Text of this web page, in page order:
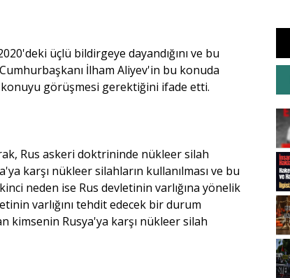
üçlü bildirgeye dayandığını ve bu
İlham Aliyev'in bu konuda
görüşmesi gerektiğini ifade etti.
Rus askeri doktrininde nükleer silah
karşı nükleer silahların kullanılması ve bu
neden ise Rus devletinin varlığına yönelik
varlığını tehdit edecek bir durum
kimsenin Rusya'ya karşı nükleer silah